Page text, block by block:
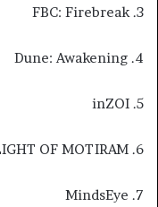
3. FBC: Firebreak
4. Dune: Awakening
5. inZOI
6. LIGHT OF MOTIRAM
7. MindsEye